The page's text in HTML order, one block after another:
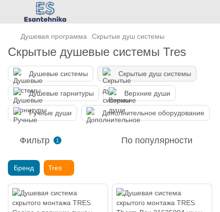
Душевая программа Скрытые душ системы
Скрытые душевые системы Tres
Душевые системы Скрытые душ системы
Душевые гарнитуры Верхние души
Ручные души Дополнительное оборудование
Фильтр 1 По популярности
Бренд Tres